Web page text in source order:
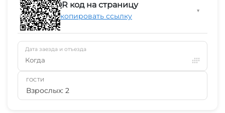
QR код на страницу
Скопировать ссылку
▼
Дата заезда и отъезда
Когда
ГОСТИ
Взрослых: 2